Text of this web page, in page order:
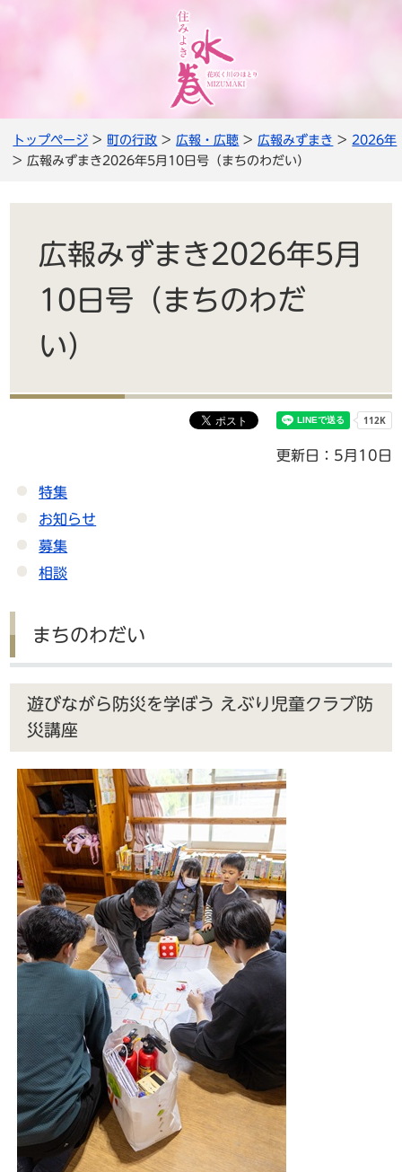
トップページ > 町の行政 > 広報・広聴 > 広報みずまき > 2026年
> 広報みずまき2026年5月10日号（まちのわだい）
広報みずまき2026年5月
10日号（まちのわだ
い）
更新日：5月10日
特集
お知らせ
募集
相談
まちのわだい
遊びながら防災を学ぼう えぶり児童クラブ防
災講座